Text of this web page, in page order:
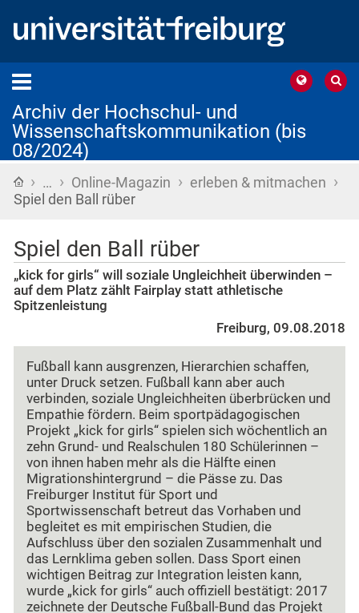
Archiv der Hochschul- und
Wissenschaftskommunikation (bis
08/2024)
Startseite
› … › Online-Magazin › erleben & mitmachen ›
Spiel den Ball rüber
Spiel den Ball rüber
„kick for girls“ will soziale Ungleichheit überwinden –
auf dem Platz zählt Fairplay statt athletische
Spitzenleistung
Freiburg, 09.08.2018
Fußball kann ausgrenzen, Hierarchien schaffen,
unter Druck setzen. Fußball kann aber auch
verbinden, soziale Ungleichheiten überbrücken und
Empathie fördern. Beim sportpädagogischen
Projekt „kick for girls“ spielen sich wöchentlich an
zehn Grund- und Realschulen 180 Schülerinnen –
von ihnen haben mehr als die Hälfte einen
Migrationshintergrund – die Pässe zu. Das
Freiburger Institut für Sport und
Sportwissenschaft betreut das Vorhaben und
begleitet es mit empirischen Studien, die
Aufschluss über den sozialen Zusammenhalt und
das Lernklima geben sollen. Dass Sport einen
wichtigen Beitrag zur Integration leisten kann,
wurde „kick for girls“ auch offiziell bestätigt: 2017
zeichnete der Deutsche Fußball-Bund das Projekt